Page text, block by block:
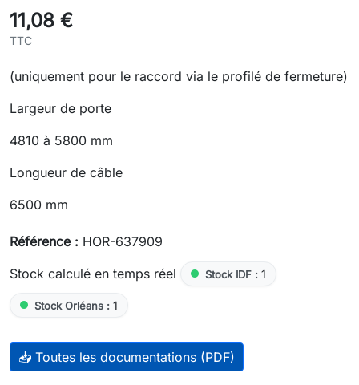
11,08 €
TTC
(uniquement pour le raccord via le profilé de fermeture)
Largeur de porte
4810 à 5800 mm
Longueur de câble
6500 mm
Référence : HOR-637909
Stock calculé en temps réel
Stock IDF : 1
Stock Orléans : 1
📥 Toutes les documentations (PDF)